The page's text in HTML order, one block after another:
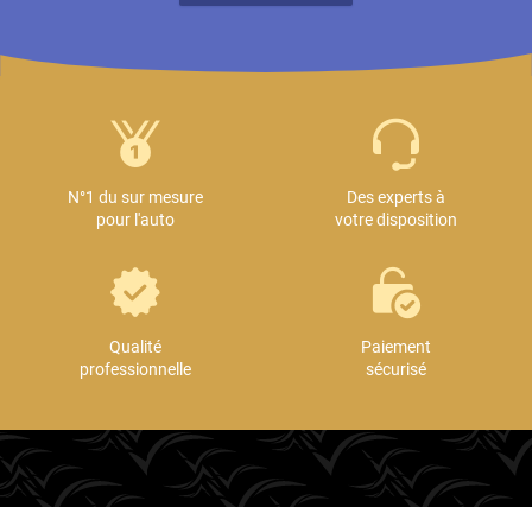
MG
Mitsubishi
Oldsmobile
Ora
Peugeot
N°1 du sur mesure
pour l'auto
Des experts à
votre disposition
Qualité
professionnelle
Paiement
sécurisé